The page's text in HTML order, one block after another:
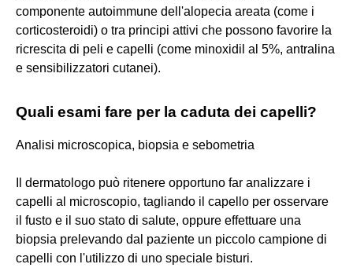
componente autoimmune dell'alopecia areata (come i
corticosteroidi) o tra principi attivi che possono favorire la
ricrescita di peli e capelli (come minoxidil al 5%, antralina
e sensibilizzatori cutanei).
Quali esami fare per la caduta dei capelli?
Analisi microscopica, biopsia e sebometria
Il dermatologo può ritenere opportuno far analizzare i
capelli al microscopio, tagliando il capello per osservare
il fusto e il suo stato di salute, oppure effettuare una
biopsia prelevando dal paziente un piccolo campione di
capelli con l'utilizzo di uno speciale bisturi.